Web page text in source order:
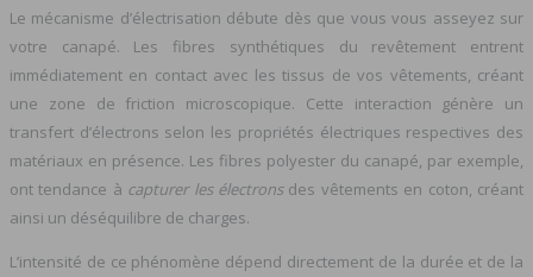
Le mécanisme d’électrisation débute dès que vous vous asseyez sur
votre canapé. Les fibres synthétiques du revêtement entrent
immédiatement en contact avec les tissus de vos vêtements, créant
une zone de friction microscopique. Cette interaction génère un
transfert d’électrons selon les propriétés électriques respectives des
matériaux en présence. Les fibres polyester du canapé, par exemple,
ont tendance à capturer les électrons des vêtements en coton, créant
ainsi un déséquilibre de charges.
L’intensité de ce phénomène dépend directement de la durée et de la